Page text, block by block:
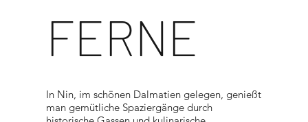
FERNE
In Nin, im schönen Dalmatien gelegen, genießt
man gemütliche Spaziergänge durch